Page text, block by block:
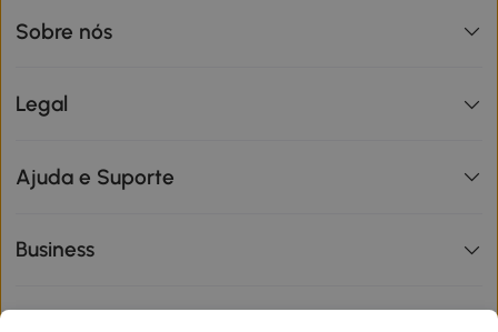
Sobre nós
Legal
Ajuda e Suporte
Business